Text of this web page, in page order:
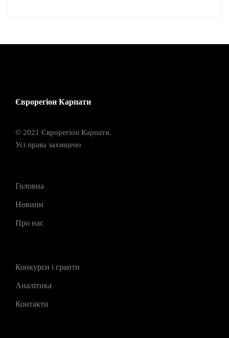
Єврорегіон Карпати
© 2021 Єврорегіон Карпати.
Усі права захищено
Головна
Новини
Про нас
Конкурси і гранти
Аналітика
Контакти